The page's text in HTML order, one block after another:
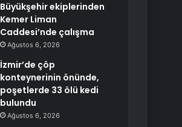
Büyükşehir ekiplerinden
Kemer Liman
Caddesi’nde çalışma
Ağustos 6, 2026
İzmir’de çöp
konteynerinin önünde,
poşetlerde 33 ölü kedi
bulundu
Ağustos 6, 2026